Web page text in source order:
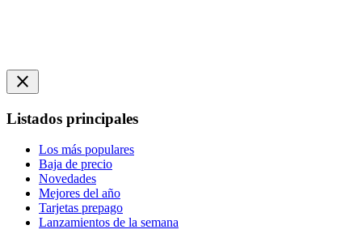
close
Listados principales
Los más populares
Baja de precio
Novedades
Mejores del año
Tarjetas prepago
Lanzamientos de la semana